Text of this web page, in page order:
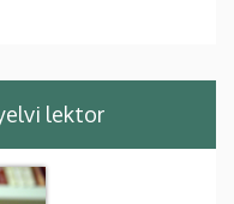
lektor